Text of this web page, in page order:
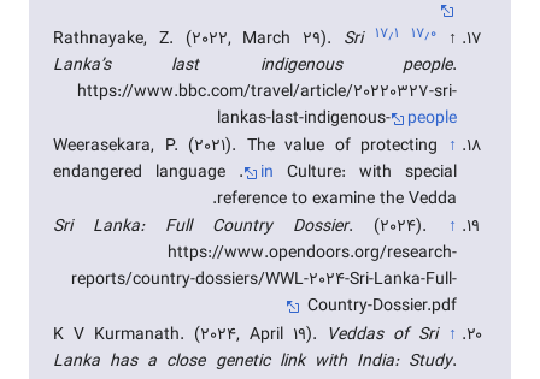
↑ ۱۷٫۰ ۱۷٫۱ Rathnayake, Z. (2022, March 29). Sri
Lanka’s last indigenous people.
https://www.bbc.com/travel/article/20220327-sri-
lankas-last-indigenous-
people
↑
Weerasekara, P. (2021). The value of protecting
endangered language .
in Culture: with special
reference to examine the Vedda.
↑
Sri Lanka: Full Country Dossier. (2024).
https://www.opendoors.org/research-
reports/country-dossiers/WWL-2024-Sri-Lanka-Full-
Country-Dossier.pdf
↑
K V Kurmanath. (2024, April 19). Veddas of Sri
Lanka has a close genetic link with India: Study.